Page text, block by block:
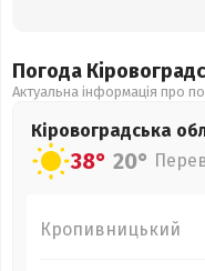
Погода
Актуальна інформація про
Кіровоградська
38° 20°
Кропивницький